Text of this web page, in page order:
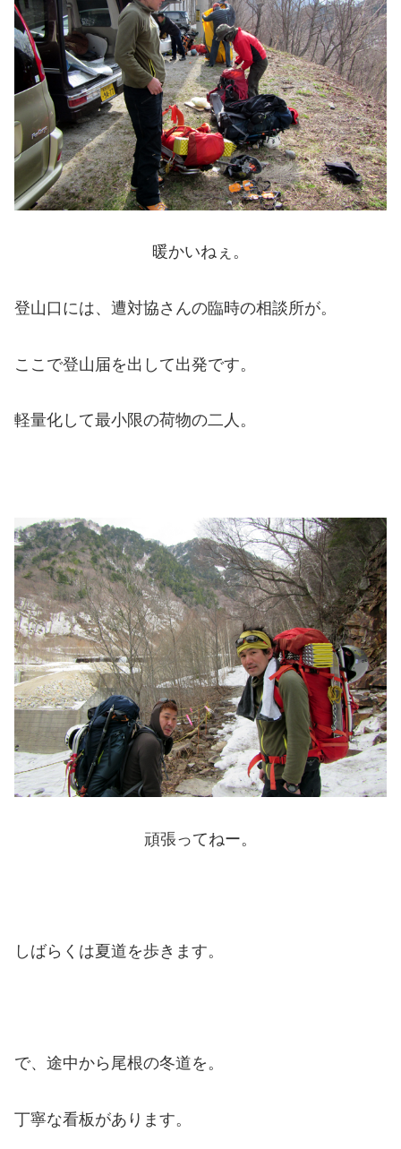
暖かいねぇ。
登山口には、遭対協さんの臨時の相談所が。
ここで登山届を出して出発です。
軽量化して最小限の荷物の二人。
頑張ってねー。
しばらくは夏道を歩きます。
で、途中から尾根の冬道を。
丁寧な看板があります。